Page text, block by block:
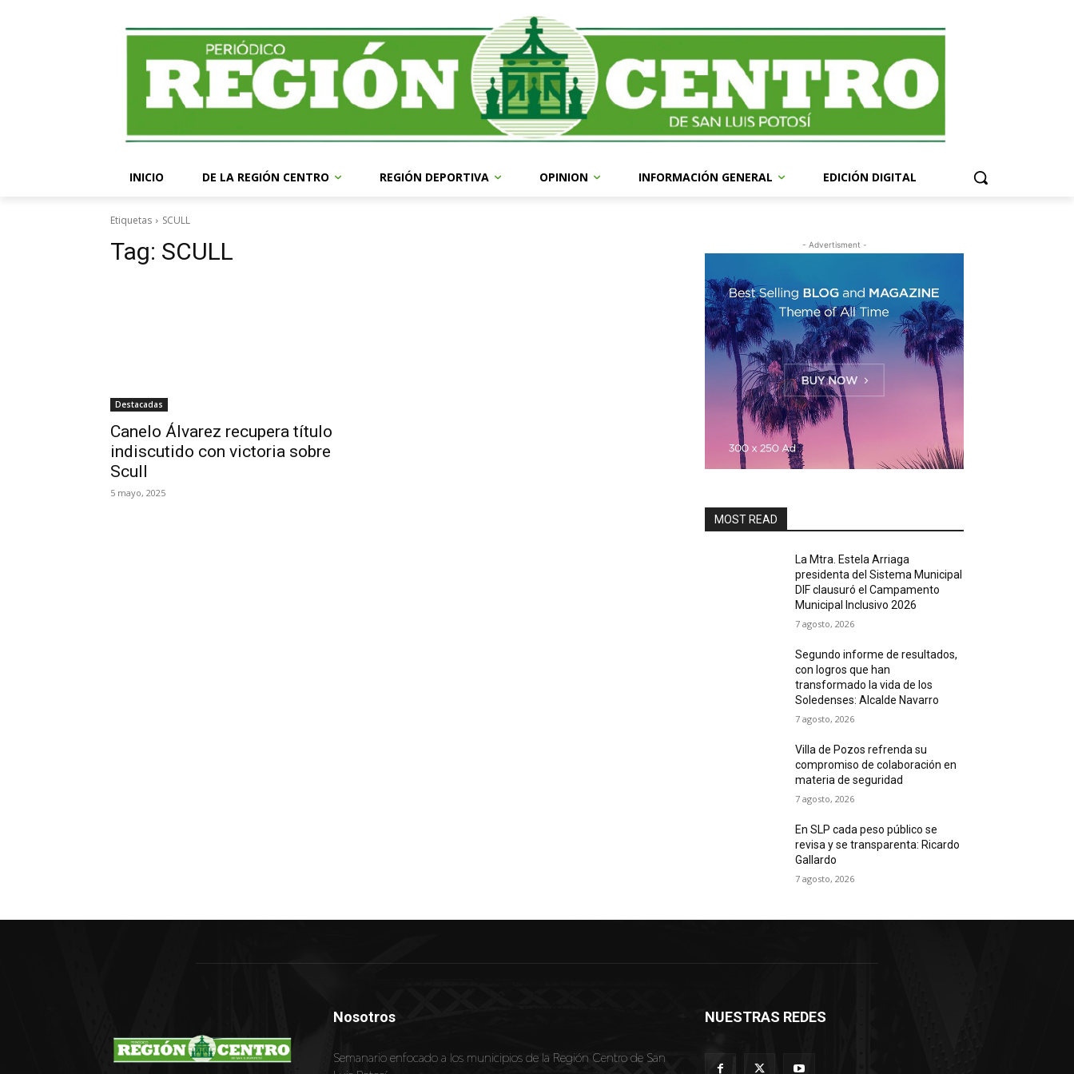
INICIO DE LA REGIÓN CENTRO REGIÓN DEPORTIVA OPINION INFORMACIÓN GENERAL EDICIÓN DIGITAL
Etiquetas SCULL
Tag: SCULL
Destacadas
Canelo Álvarez recupera título
indiscutido con victoria sobre
Scull
5 mayo, 2025
- Advertisment -
MOST READ
La Mtra. Estela Arriaga
presidenta del Sistema Municipal
DIF clausuró el Campamento
Municipal Inclusivo 2026
7 agosto, 2026
Segundo informe de resultados,
con logros que han
transformado la vida de los
Soledenses: Alcalde Navarro
7 agosto, 2026
Villa de Pozos refrenda su
compromiso de colaboración en
materia de seguridad
7 agosto, 2026
En SLP cada peso público se
revisa y se transparenta: Ricardo
Gallardo
7 agosto, 2026
Nosotros
Semanario enfocado a los municipios de la Región Centro de San
NUESTRAS REDES